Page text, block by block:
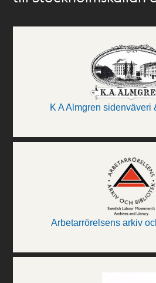
K A Almgren sidenväveri
Arbetarrörelsens arkiv